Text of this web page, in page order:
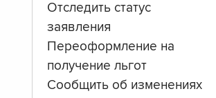
Отследить статус
заявления
Переоформление на
получение льгот
Сообщить об изменениях